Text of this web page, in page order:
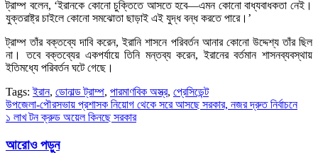
ট্রাম্প বলেন, ‘ইরানকে কোনো চুক্তিতে আসতে হবে—এমন কোনো বাধ্যবাধকতা নেই।
যুক্তরাষ্ট্র চাইলে কোনো সমঝোতা ছাড়াই এই যুদ্ধ বন্ধ করতে পারে।’
ট্রাম্প তাঁর বক্তব্যে দাবি করেন, ইরানি শাসনে পরিবর্তন আনার কোনো উদ্দেশ্য তাঁর ছিল
না। তবে বক্তব্যের একপর্যায়ে তিনি মন্তব্য করেন, ইরানের বর্তমান শাসনব্যবস্থায়
ইতিমধ্যে পরিবর্তন ঘটে গেছে।
Tags: ইরান, ডোনাল্ড ট্রাম্প, পারমাণবিক অস্ত্র, প্রেসিডেন্ট
Post
navigation
উপজেলা-পৌরসভায় প্রশাসক নিয়োগ থেকে সরে আসছে সরকার, নজর দ্রুত নির্বাচনে
১ লাখ টন ক্রুড অয়েল কিনছে সরকার
আরোও পড়ুন